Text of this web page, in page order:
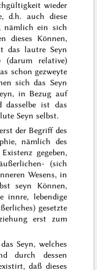
wieder
d.h. auch diese
nämlich ein sich
dieses Können,
das lautre Seyn
relative)
schon gezweyte
sich das Seyn
in Bezug auf
ist das
Seyn selbst.
der Begriff des
nämlich des
gegeben,
(sich
Wesens, in
seyn Können,
innre, lebendige
gesetzte
erst zum
Seyn, welches
durch dessen
daß dieses